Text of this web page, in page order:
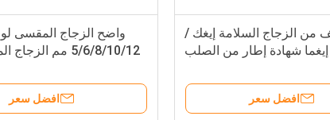
الفنية خفف من الزجاج السلامة إيغك /
إيغما شهادة إطار من الصلب
5/6/8/10/12 مم الزجاج المقسى جزء